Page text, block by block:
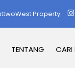
Property
TENTANG CARI